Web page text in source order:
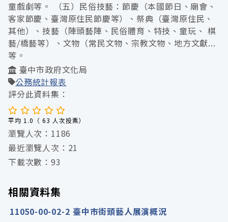
童戲劇等。 （五）民俗技藝：節慶（本國節日、廟會、
客家節慶、臺灣原住民節慶等）、祭典（臺灣原住民、
其他）、技藝（陣頭藝陣、民俗體育、特技、童玩、 棋
藝/橋藝等）、文物（常民文物、宗教文物、地方文獻...
等。
臺中市政府文化局
公務統計報表
評分此資料集：
平均 1.0（ 63 人次投票）
瀏覽人次：1186
最近瀏覽人次：21
下載次數：93
相關資料集
11050-00-02-2 臺中市街頭藝人展演概況